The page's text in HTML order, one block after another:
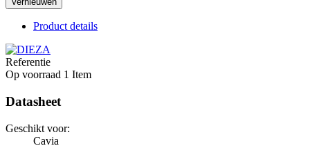
Product details
Referentie
Op voorraad 1 Item
Datasheet
Geschikt voor:
Cavia